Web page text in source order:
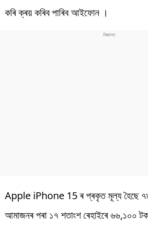
কৰি ক্ৰয় কৰিব পাৰিব আইফোন ।
Apple iPhone 15 ৰ প্ৰকৃত মূল্য হৈছে
আমাজনৰ পৰা ১৭ শতাংশ ৰেহাইৰে ৬৬,১০০